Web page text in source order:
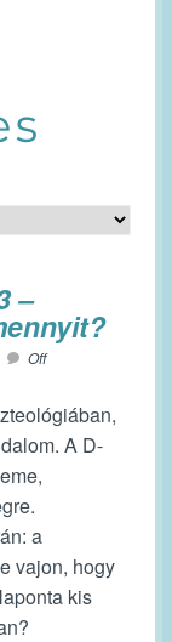
–
Off
A D-
a
vajon, hogy
kis